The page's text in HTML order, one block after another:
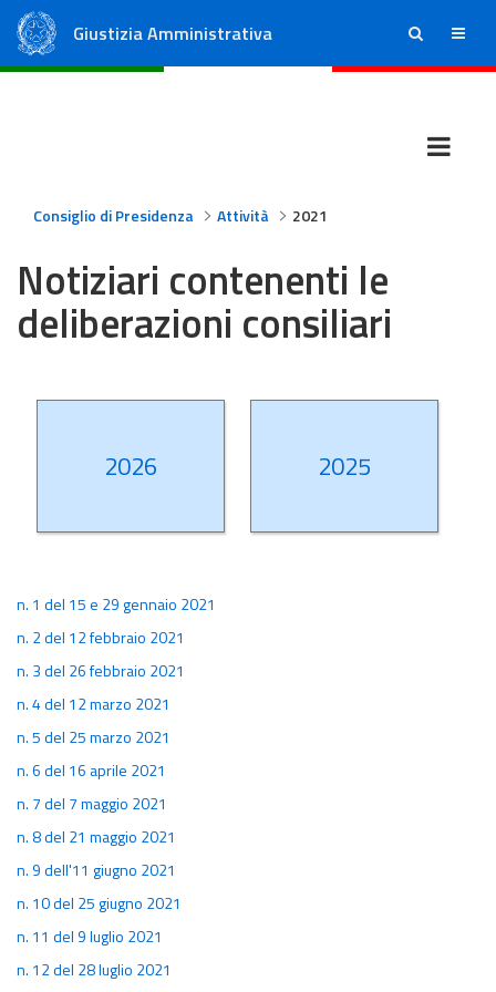
Giustizia Amministrativa ricerca menu
Consiglio di Presidenza Attività 2021
Notiziari contenenti le
deliberazioni consiliari
2026 2025
2024
2022
n. 1 del 15 e 29 gennaio 2021
n. 2 del 12 febbraio 2021
n. 3 del 26 febbraio 2021
n. 4 del 12 marzo 2021
n. 5 del 25 marzo 2021
n. 6 del 16 aprile 2021
n. 7 del 7 maggio 2021
n. 8 del 21 maggio 2021
n. 9 dell'11 giugno 2021
n. 10 del 25 giugno 2021
n. 11 del 9 luglio 2021
n. 12 del 28 luglio 2021